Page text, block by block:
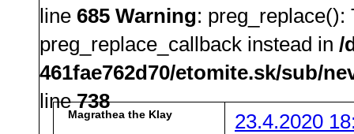
line 685 Warning: preg_replace():
preg_replace_callback instead in /
461fae762d70/etomite.sk/sub/
line738
Magrathea the Klay 23.4.2020